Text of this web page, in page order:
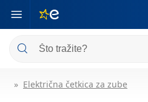
Električna četkica za zube